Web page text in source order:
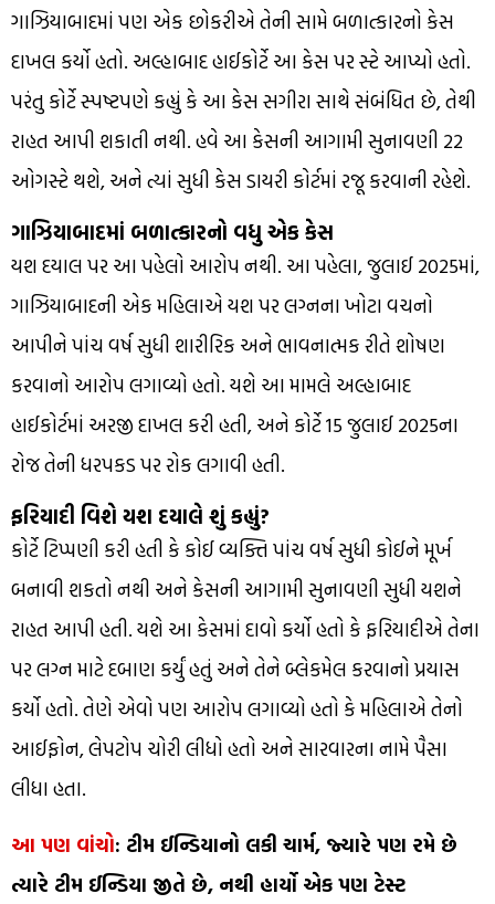
ગાઝિયાબાદમાં પણ એક છોકરીએ તેની સામે બળાત્કારનો કેસ
દાખલ કર્યો હતો. અલ્હાબાદ હાઈકોર્ટે આ કેસ પર સ્ટે આપ્યો હતો.
પરંતુ કોર્ટે સ્પષ્ટપણે કહ્યું કે આ કેસ સગીરા સાથે સંબંધિત છે, તેથી
રાહત આપી શકાતી નથી. હવે આ કેસની આગામી સુનાવણી 22
ઓગસ્ટે થશે, અને ત્યાં સુધી કેસ ડાયરી કોર્ટમાં રજૂ કરવાની રહેશે.
ગાઝિયાબાદમાં બળાત્કારનો વધુ એક કેસ
યશ દયાલ પર આ પહેલો આરોપ નથી. આ પહેલા, જુલાઈ 2025માં,
ગાઝિયાબાદની એક મહિલાએ યશ પર લગ્નના ખોટા વચનો
આપીને પાંચ વર્ષ સુધી શારીરિક અને ભાવનાત્મક રીતે શોષણ
કરવાનો આરોપ લગાવ્યો હતો. યશે આ મામલે અલ્હાબાદ
હાઈકોર્ટમાં અરજી દાખલ કરી હતી, અને કોર્ટે 15 જુલાઈ 2025ના
રોજ તેની ધરપકડ પર રોક લગાવી હતી.
ફરિયાદી વિશે યશ દયાલે શું કહ્યું?
કોર્ટે ટિપ્પણી કરી હતી કે કોઈ વ્યક્તિ પાંચ વર્ષ સુધી કોઈને મૂર્ખ
બનાવી શકતો નથી અને કેસની આગામી સુનાવણી સુધી યશને
રાહત આપી હતી. યશે આ કેસમાં દાવો કર્યો હતો કે ફરિયાદીએ તેના
પર લગ્ન માટે દબાણ કર્યું હતું અને તેને બ્લેકમેલ કરવાનો પ્રયાસ
કર્યો હતો. તેણે એવો પણ આરોપ લગાવ્યો હતો કે મહિલાએ તેનો
આઈફોન, લેપટોપ ચોરી લીધો હતો અને સારવારના નામે પૈસા
લીધા હતા.
આ પણ વાંચો: ટીમ ઈન્ડિયાનો લકી ચાર્મ, જ્યારે પણ રમે છે
ત્યારે ટીમ ઈન્ડિયા જીતે છે, નથી હાર્યો એક પણ ટેસ્ટ